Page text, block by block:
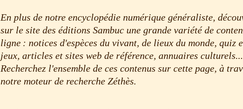
En plus de notre encyclopédie numérique généraliste,
sur le site des éditions Sambuc une grande variété de
ligne : notices d'espèces du vivant, de lieux du monde, quiz
jeux, articles et sites web de référence, annuaires culturels...
Recherchez l'ensemble de ces contenus sur cette page, à
notre moteur de recherche Zéthès.